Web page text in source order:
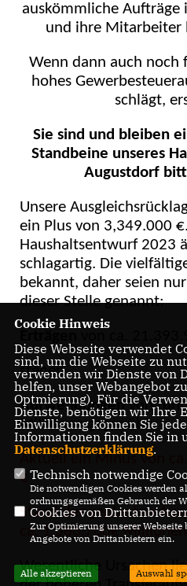
auskömmliche Aufträge
und ihre Mitarbeiter
Wenn dann auch noch
hohes
schlägt,
Sie sind und bleiben
Standbeine unseres
Augustdorf
Unsere
ein Plus von 3,349.000 €.
Haushaltsentwurf 2023
schlagartig. Die
bekannt, daher seien
dieser Stelle genannt:
stehen
Aufwendungenvon
Millionen gegenüber
Aktuell ein Minus von
Stand der geplanten
ca. 1.386.700€ Millionen
Wesentliche Ursachen
Cookie Hinweis
Diese Webseite verwendet
sind, um die Webseite zu
verwenden wir Dienste von
helfen, unser Webangebot
Optmierung). Für die
Dienste, benötigen wir Ihre
Einwilligung können Sie
Informationen finden Sie in
Datenschutzerklärung.
Technisch notwendige
Die notwendigen Cookies werden
ordnungsgemäßen Gebrauch der
Cookies von
Zur Optimierung unserer
Angebote von Drittanbietern ein.
Alle akzeptieren Auswahl